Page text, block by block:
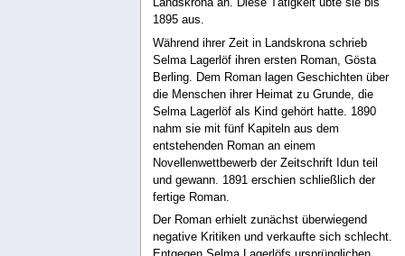
Landskrona an. Diese Tätigkeit übte sie bis
1895 aus.
Während ihrer Zeit in Landskrona schrieb
Selma Lagerlöf ihren ersten Roman, Gösta
Berling. Dem Roman lagen Geschichten über
die Menschen ihrer Heimat zu Grunde, die
Selma Lagerlöf als Kind gehört hatte. 1890
nahm sie mit fünf Kapiteln aus dem
entstehenden Roman an einem
Novellenwettbewerb der Zeitschrift Idun teil
und gewann. 1891 erschien schließlich der
fertige Roman.
Der Roman erhielt zunächst überwiegend
negative Kritiken und verkaufte sich schlecht.